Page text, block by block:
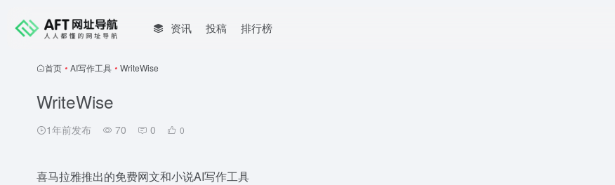
资讯 投稿 排行榜
首页 • AI写作工具 • WriteWise
WriteWise
1年前发布 70 0 0
喜马拉雅推出的免费网文和小说AI写作工具